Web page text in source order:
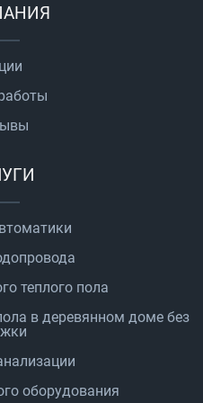
теплого пола
в деревянном доме без
оборудования